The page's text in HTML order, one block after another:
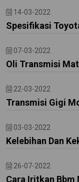
14-03-2022
Spesifikasi
07-03-2022
Oli Transmisi
22-03-2022
Transmisi Gigi
03-03-2022
Kelebihan Dan
26-07-2022
Cara Iritkan Bbm